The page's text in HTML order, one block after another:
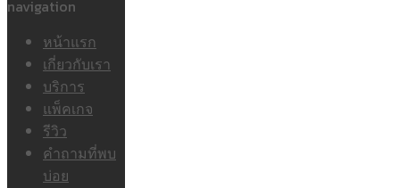
หน้าแรก
เกี่ยวกับเรา
บริการ
แพ็คเกจ
รีวิว
คำถามที่พบ
บ่อย